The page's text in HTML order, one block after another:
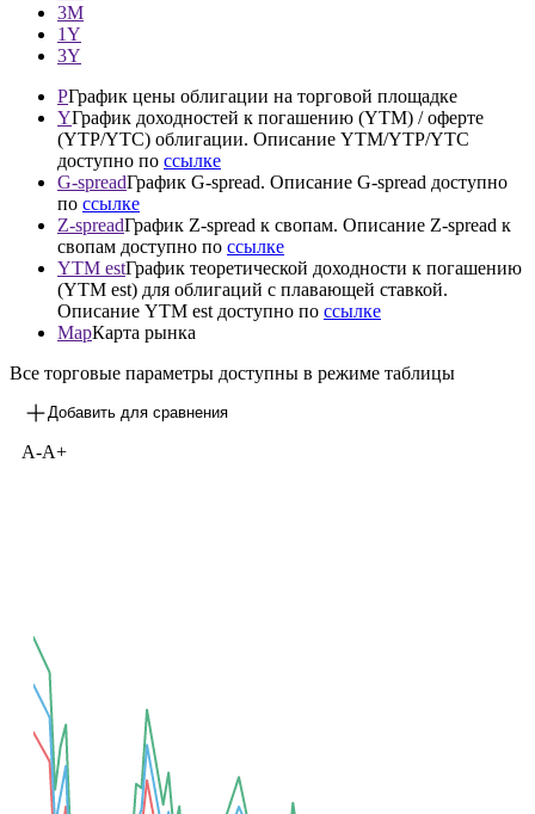
3М
1Y
3Y
PГрафик цены облигации на торговой площадке
YГрафик доходностей к погашению (YTM) / оферте
(YTP/YTC) облигации. Описание YTM/YTP/YTC
доступно по ссылке
G-spreadГрафик G-spread. Описание G-spread доступно
по ссылке
Z-spreadГрафик Z-spread к свопам. Описание Z-spread к
свопам доступно по ссылке
YTM estГрафик теоретической доходности к погашению
(YTM est) для облигаций с плавающей ставкой.
Описание YTM est доступно по ссылке
MapКарта рынка
Все торговые параметры доступны в режиме таблицы
Добавить для сравнения